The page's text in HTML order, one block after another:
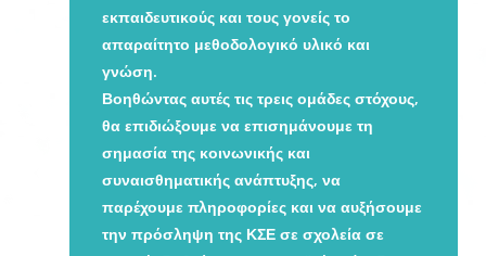
εκπαιδευτικούς και τους γονείς το
απαραίτητο μεθοδολογικό υλικό και
γνώση.
Βοηθώντας αυτές τις τρεις ομάδες στόχους,
θα επιδιώξουμε να επισημάνουμε τη
σημασία της κοινωνικής και
συναισθηματικής ανάπτυξης, να
παρέχουμε πληροφορίες και να αυξήσουμε
την πρόσληψη της ΚΣΕ σε σχολεία σε